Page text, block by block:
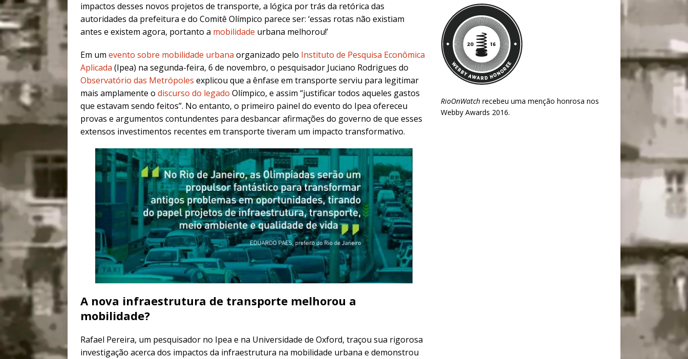
impactos desses novos projetos de transporte, a lógica por trás da retórica das
autoridades da prefeitura e do Comitê Olímpico parece ser: ‘essas rotas não existiam
antes e existem agora, portanto a mobilidade urbana melhorou!’
Em um evento sobre mobilidade urbana organizado pelo Instituto de Pesquisa Econômica
Aplicada (Ipea) na segunda-feira, 6 de novembro, o pesquisador Juciano Rodrigues do
Observatório das Metrópoles explicou que a ênfase em transporte serviu para legitimar
mais amplamente o discurso do legado Olímpico, e assim “justificar todos aqueles gastos
que estavam sendo feitos”. No entanto, o primeiro painel do evento do Ipea ofereceu
provas e argumentos contundentes para desbancar afirmações do governo de que esses
extensos investimentos recentes em transporte tiveram um impacto transformativo.
A nova infraestrutura de transporte melhorou a
mobilidade?
Rafael Pereira, um pesquisador no Ipea e na Universidade de Oxford, traçou sua rigorosa
investigação acerca dos impactos da infraestrutura na mobilidade urbana e demonstrou
RioOnWatchrecebeu uma menção honrosa nos
Webby Awards 2016.